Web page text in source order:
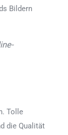
Bildern
Tolle
die Qualität